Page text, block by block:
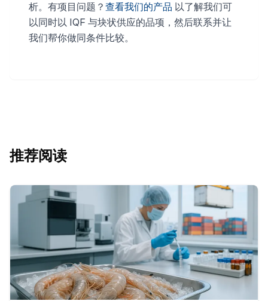
析。有项目问题？ 查看我们的产品 以了解我们可
以同时以 IQF 与块状供应的品项，然后联系并让
我们帮你做同条件比较。
推荐阅读